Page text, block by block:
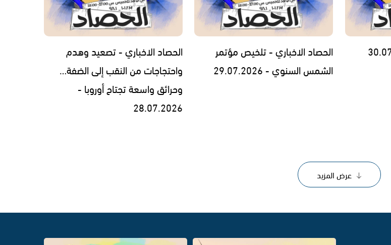
الحصاد الاخباري - تلخيص مؤتمر
الشمس السنوي - 29.07.2026
الحصاد الاخباري - تصعيد وهدم
واحتجاجات من النقب إلى الضفة…
وحرائق واسعة تجتاح أوروبا -
28.07.2026
عرض المزيد